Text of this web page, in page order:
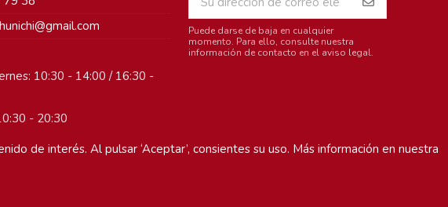
10:30 - 14:00 / 16:30 -
- 20:30
Puede darse de baja en cualquier
momento. Para ello, consulte nuestra
información de contacto en el aviso legal.
de interés. Al pulsar ‘Aceptar’, consientes su uso. Más información en nuestra